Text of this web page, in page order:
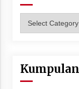
Kumpulan